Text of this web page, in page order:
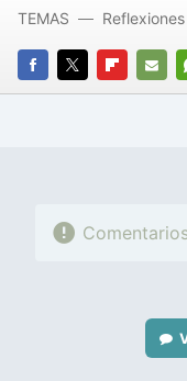
FACEBOOK
TWITTERFLIPBOARD
E-
TEMAS Reflexiones